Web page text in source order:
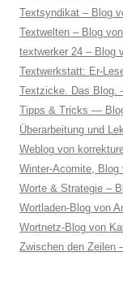
Textsyndikat – Blog
Textwelten – Blog
textwerker 24 – Blog
Textwerkstatt: Er-
Textzicke. Das Blog.
Tipps & Tricks —
Überarbeitung und
Weblog von
Winter-Acomite, Blog
Worte & Strategie –
Wortladen-Blog von
Wortnetz-Blog von
Zwischen den Zeilen